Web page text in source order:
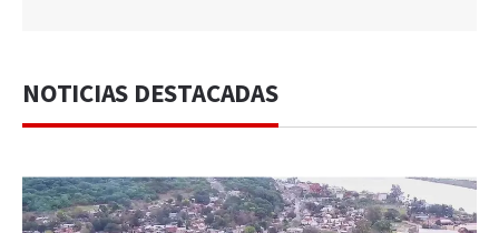
NOTICIAS DESTACADAS